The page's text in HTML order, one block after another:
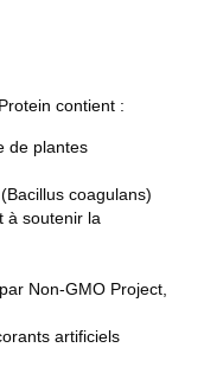
contient :
de plantes
coagulans)
à soutenir la
Non-GMO Project,
artificiels